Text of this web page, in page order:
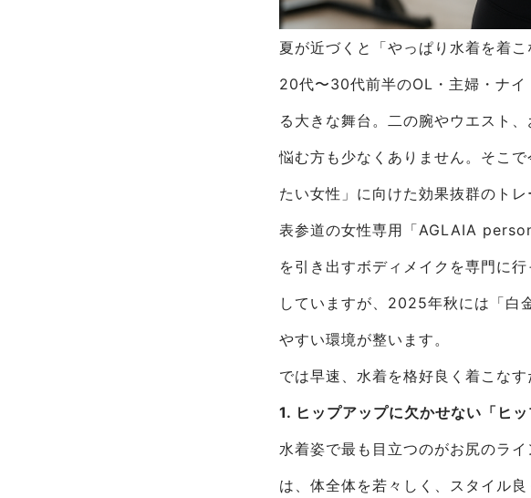
夏が近づくと「やっぱり水着を着
20代〜30代前半のOL・主婦・ナ
る大きな舞台。二の腕やウエスト
悩む方も少なくありません。そこ
たい女性」に向けた効果抜群のト
表参道の女性専用「AGLAIA
を引き出すボディメイクを専門に
していますが、2025年秋には「白
やすい環境が整います。
では早速、水着を格好良く着こな
1. ヒップアップに欠かせない「ヒッ
水着姿で最も目立つのがお尻のラ
は、体全体を若々しく、スタイル良